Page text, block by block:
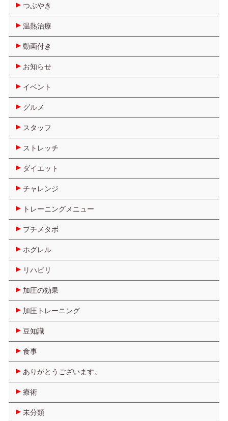
つぶやき
温熱治療
動画付き
お知らせ
イベント
グルメ
スタッフ
ストレッチ
ダイエット
チャレンジ
トレーニングメニュー
プチメタボ
ホグレル
リハビリ
加圧の効果
加圧トレーニング
豆知識
食事
ありがとうございます。
療術
未分類